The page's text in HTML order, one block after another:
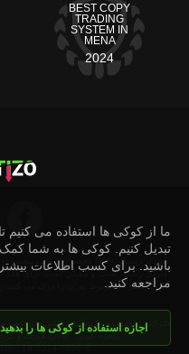
BEST COPY
TRADING
SYSTEM IN
MENA
2024
دارای ریسک است و ممکن است برای همه
خطرات مربوط به آن را درک می کنید
شرکت اینوستیزو به ساکنان کشورهای عضو
متحدهٔ عربی, ایالات متحده و
© 2019-2026 Investizo 18+ کلیه حقوق محفوظ است
ما از کوکی ها استفاده می کنیم
تبدیل کنیم. کوکی ها به شما
باشید. برای کسب اطلاعات
مراجعه کنید.
اجازه استفاده از کوکی ها را بدهید